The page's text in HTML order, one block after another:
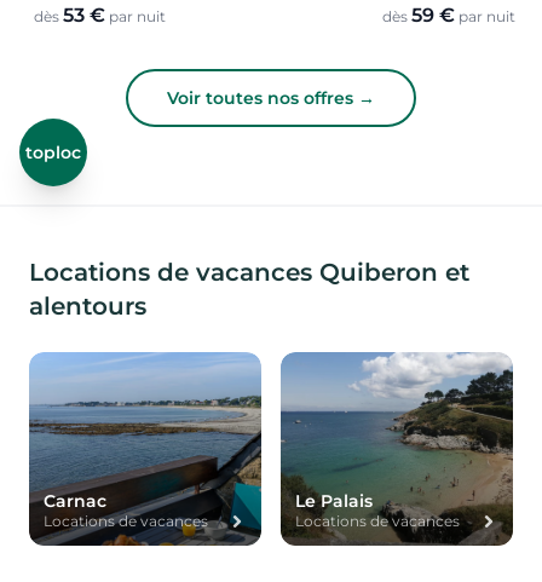
dès 53 € par nuit dès 59 € par nuit
Voir toutes nos offres →
toploc
Locations de vacances Quiberon et
alentours
Carnac
Locations de vacances
Le Palais
Locations de vacances